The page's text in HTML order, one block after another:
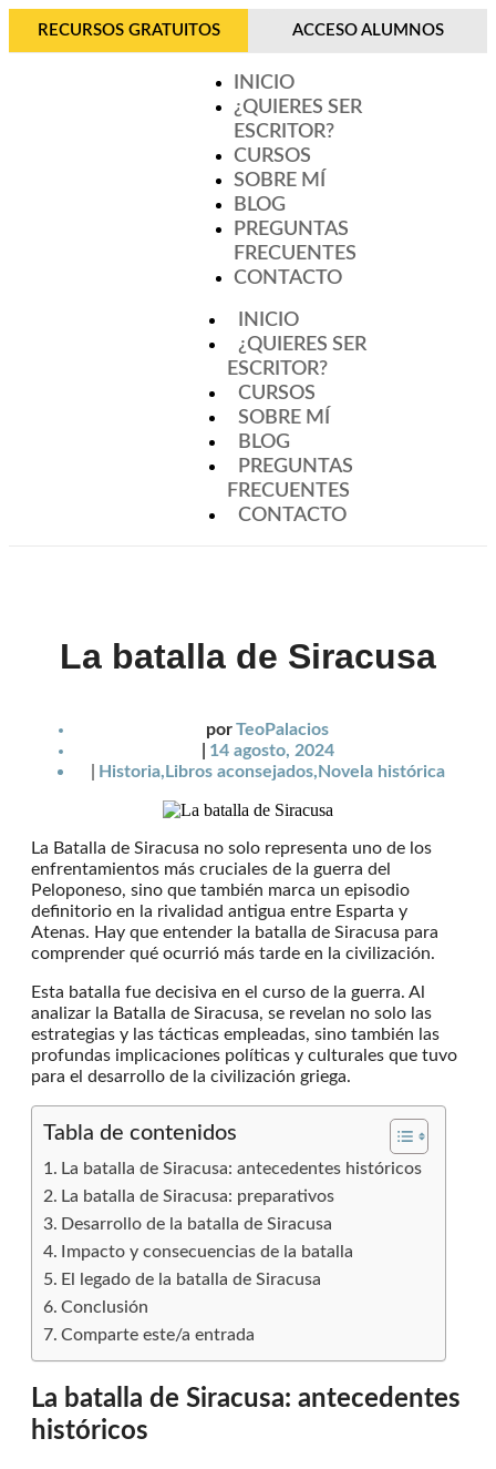
RECURSOS GRATUITOS ACCESO ALUMNOS
INICIO
¿QUIERES SER
ESCRITOR?
CURSOS
SOBRE MÍ
BLOG
PREGUNTAS
FRECUENTES
CONTACTO
INICIO
¿QUIERES SER
ESCRITOR?
CURSOS
SOBRE MÍ
BLOG
PREGUNTAS
FRECUENTES
CONTACTO
La batalla de Siracusa
porTeoPalacios
14 agosto, 2024
Historia, Libros aconsejados, Novela histórica
La Batalla de Siracusa no solo representa uno de los
enfrentamientos más cruciales de la guerra del
Peloponeso, sino que también marca un episodio
definitorio en la rivalidad antigua entre Esparta y
Atenas. Hay que entender la batalla de Siracusa para
comprender qué ocurrió más tarde en la civilización.
Esta batalla fue decisiva en el curso de la guerra. Al
analizar la Batalla de Siracusa, se revelan no solo las
estrategias y las tácticas empleadas, sino también las
profundas implicaciones políticas y culturales que tuvo
para el desarrollo de la civilización griega.
Tabla de contenidos
La batalla de Siracusa: antecedentes históricos
La batalla de Siracusa: preparativos
Desarrollo de la batalla de Siracusa
Impacto y consecuencias de la batalla
El legado de la batalla de Siracusa
Conclusión
Comparte este/a entrada
La batalla de Siracusa: antecedentes
históricos